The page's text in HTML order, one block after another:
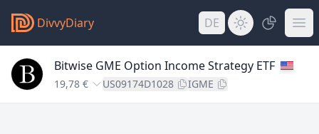
DivvyDiary DE
Bitwise GME Option Income Strategy ETF
19,78 € US09174D1028 IGME